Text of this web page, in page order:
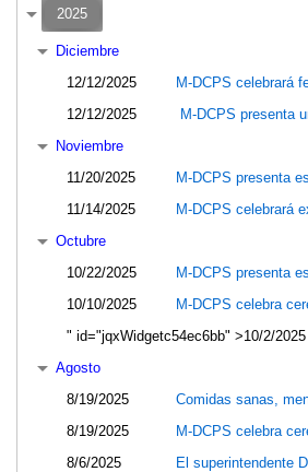
2025
Diciembre
12/12/2025
M-DCPS celebrará
12/12/2025
M-DCPS presenta
Noviembre
11/20/2025
M-DCPS presenta
11/14/2025
M-DCPS celebrará
Octubre
10/22/2025
M-DCPS presenta
10/10/2025
M-DCPS celebra
" id="jqxWidgetc54ec6bb" >10/2/2025
Agosto
8/19/2025
Comidas sanas,
8/19/2025
M-DCPS celebra
8/6/2025
El superintendente